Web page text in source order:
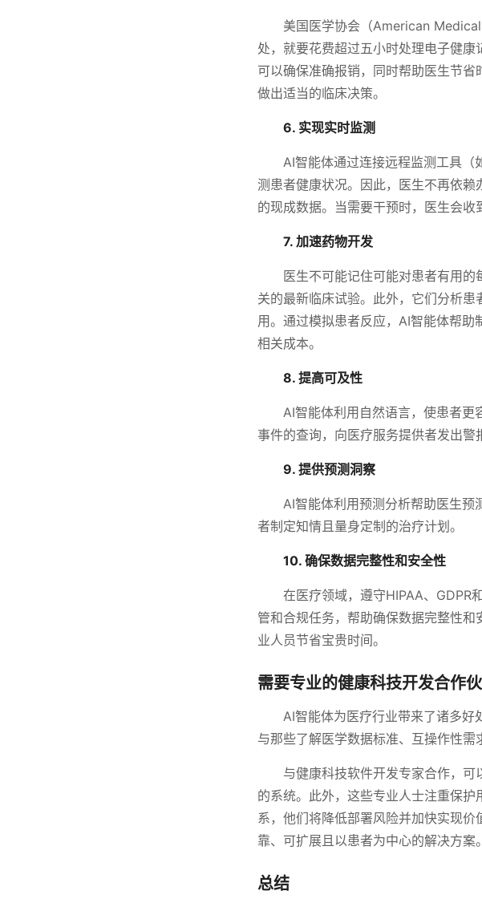
美国医学协会（American
处，就要花费超过五小时处理电子健康
可以确保准确报销，同时帮助医生节省
做出适当的临床决策。
6. 实现实时监测
AI智能体通过连接远程监测工具（
测患者健康状况。因此，医生不再依
的现成数据。当需要干预时，医生会收
7. 加速药物开发
医生不可能记住可能对患者有用
关的最新临床试验。此外，它们分析
用。通过模拟患者反应，AI智能体帮
相关成本。
8. 提高可及性
AI智能体利用自然语言，使患者更
事件的查询，向医疗服务提供者发出警
9. 提供预测洞察
AI智能体利用预测分析帮助医生预
者制定知情且量身定制的治疗计划。
10. 确保数据完整性和安全性
在医疗领域，遵守HIPAA、GDPR
管和合规任务，帮助确保数据完整性
业人员节省宝贵时间。
需要专业的健康科技开发合作
AI智能体为医疗行业带来了诸多好
与那些了解医学数据标准、互操作性需
与健康科技软件开发专家合作，
的系统。此外，这些专业人士注重保
系，他们将降低部署风险并加快实现
靠、可扩展且以患者为中心的解决方案。
总结